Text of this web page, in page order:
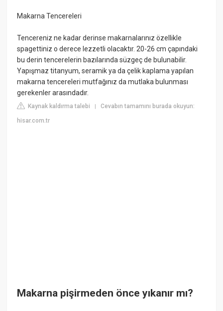
Makarna Tencereleri
Tencereniz ne kadar derinse makarnalarınız özellikle
spagettiniz o derece lezzetli olacaktır. 20-26 cm çapındaki
bu derin tencerelerin bazılarında süzgeç de bulunabilir.
Yapışmaz titanyum, seramik ya da çelik kaplama yapılan
makarna tencereleri mutfağınız da mutlaka bulunması
gerekenler arasındadır.
Kaynak kaldırma talebi |Cevabın tamamını burada okuyun:
hisar.com.tr
Makarna pişirmeden önce yıkanır mı?